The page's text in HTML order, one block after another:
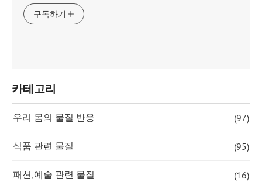
구독하기
카테고리
우리 몸의 물질 반응 (97)
식품 관련 물질 (95)
패션,예술 관련 물질 (16)